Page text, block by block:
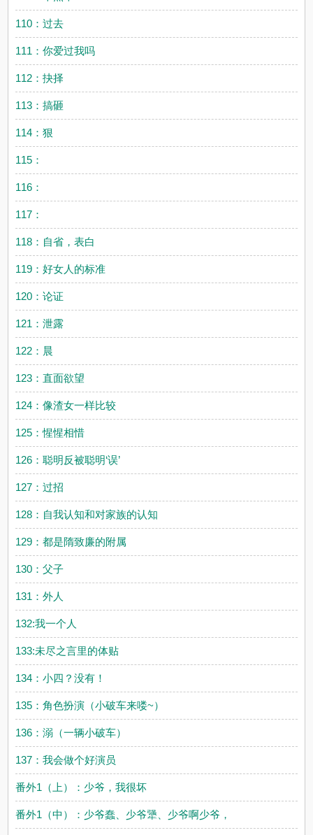
110：过去
111：你爱过我吗
112：抉择
113：搞砸
114：狠
115：
116：
117：
118：自省，表白
119：好女人的标准
120：论证
121：泄露
122：晨
123：直面欲望
124：像渣女一样比较
125：惺惺相惜
126：聪明反被聪明‘误’
127：过招
128：自我认知和对家族的认知
129：都是隋致廉的附属
130：父子
131：外人
132:我一个人
133:未尽之言里的体贴
134：小四？没有！
135：角色扮演（小破车来喽~）
136：溺（一辆小破车）
137：我会做个好演员
番外1（上）：少爷，我很坏
番外1（中）：少爷蠢、少爷犟、少爷啊少爷，